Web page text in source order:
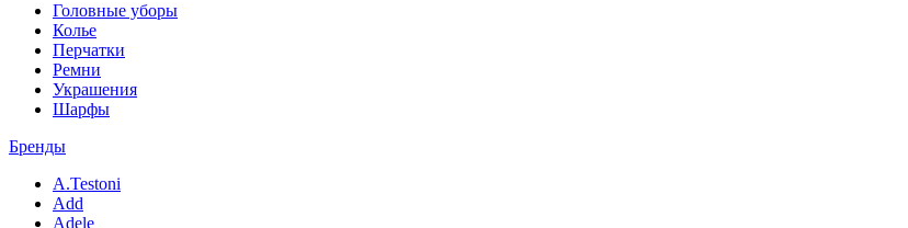
Головные уборы
Колье
Перчатки
Ремни
Украшения
Шарфы
Бренды
A.Testoni
Add
Adele